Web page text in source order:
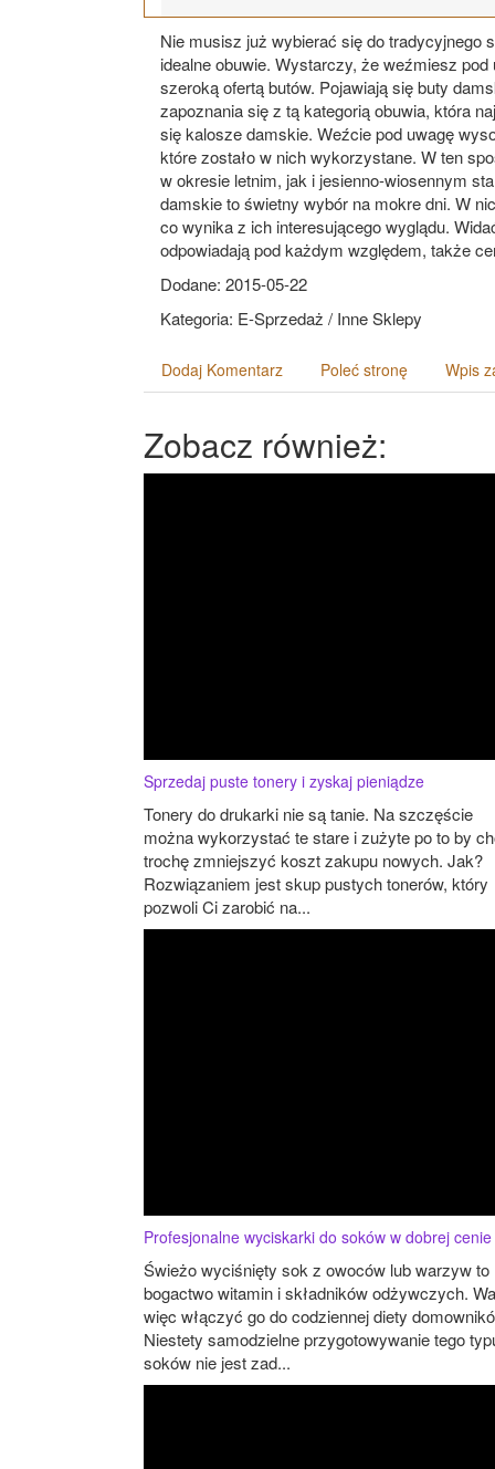
Nie musisz już wybierać się do tradycyjnego
idealne obuwie. Wystarczy, że weźmiesz
szeroką ofertą butów. Pojawiają się buty
zapoznania się z tą kategorią obuwia, która
się kalosze damskie. Weźcie pod uwagę
które zostało w nich wykorzystane. W ten
w okresie letnim, jak i jesienno-wiosennym
damskie to świetny wybór na mokre dni. W
co wynika z ich interesującego wyglądu.
odpowiadają pod każdym względem, także
Dodane: 2015-05-22
Kategoria: E-Sprzedaż / Inne Sklepy
Dodaj Komentarz Poleć stronę Wpis
Zobacz również:
Sprzedaj puste tonery i zyskaj pieniądze
Tonery do drukarki nie są tanie. Na szczęście
można wykorzystać te stare i zużyte po to by
trochę zmniejszyć koszt zakupu nowych. Jak?
Rozwiązaniem jest skup pustych tonerów, który
pozwoli Ci zarobić na...
Profesjonalne wyciskarki do soków w dobrej cenie
Świeżo wyciśnięty sok z owoców lub warzyw to
bogactwo witamin i składników odżywczych.
więc włączyć go do codziennej diety
Niestety samodzielne przygotowywanie tego
soków nie jest zad...